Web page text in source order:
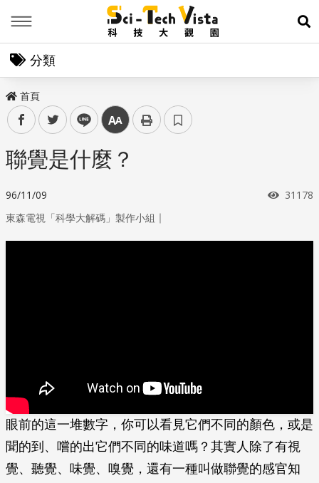
展
分類
首頁
facebooktwitter line 中
聯覺是什麼？
96/11/09 瀏覽次
31178
東森電視「科學大解碼」製作小組 ｜
眼前的這一堆數字，你可以看見它們不同的顏色，或是
聞的到、嚐的出它們不同的味道嗎？其實人除了有視
覺、聽覺、味覺、嗅覺，還有一種叫做聯覺的感官知